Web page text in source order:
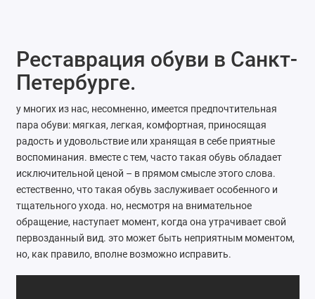
Заправка картриджей
Изготовление ключей
Пульты для ворот и шлагбаумов
Ремонт чемоданов
Ателье
Ремонт обуви
Реставрация обуви в Санкт-
Петербурге.
у многих из нас, несомненно, имеется предпочтительная
пара обуви: мягкая, легкая, комфортная, приносящая
радость и удовольствие или хранящая в себе приятные
воспоминания. вместе с тем, часто такая обувь обладает
исключительной ценой – в прямом смысле этого слова.
естественно, что такая обувь заслуживает особенного и
тщательного ухода. но, несмотря на внимательное
обращение, наступает момент, когда она утрачивает свой
первозданный вид. это может быть неприятным моментом,
но, как правило, вполне возможно исправить.